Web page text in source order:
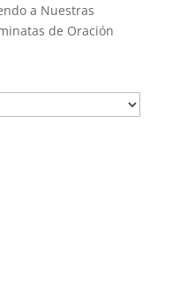
a Nuestras
de Oración